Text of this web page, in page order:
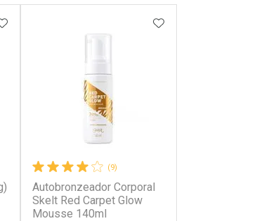
AOS FAVORITOS
(9)
Autobronzeador Corporal
Skelt Red Carpet Glow
Mousse 140ml
ADICIONAR AOS